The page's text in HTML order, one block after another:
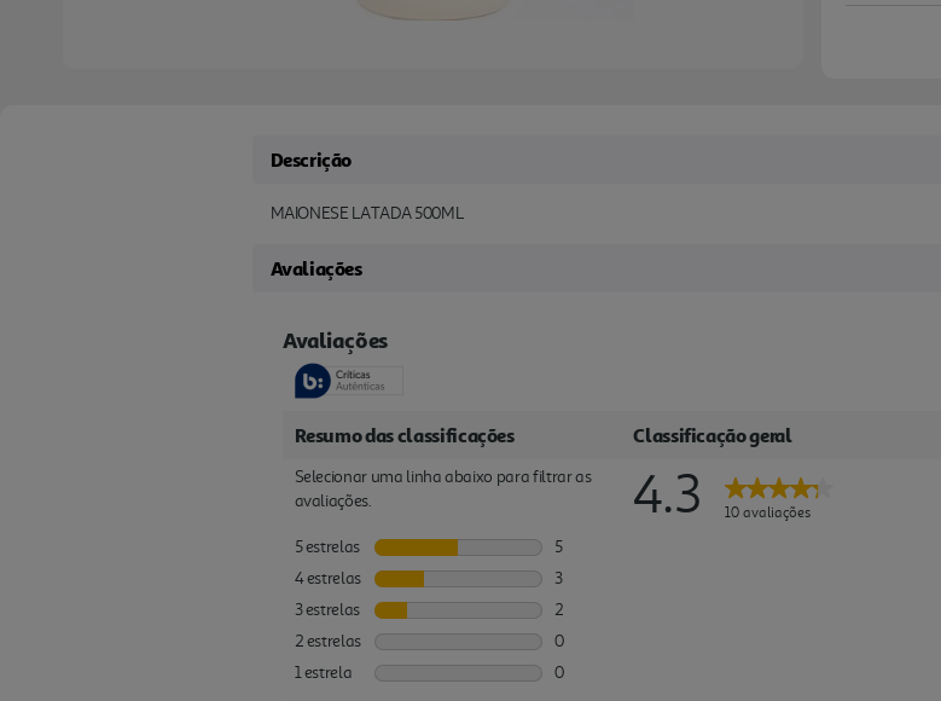
Descrição
MAIONESE LATADA 500ML
Avaliações